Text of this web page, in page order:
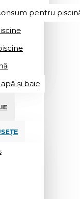
pentru
și baie